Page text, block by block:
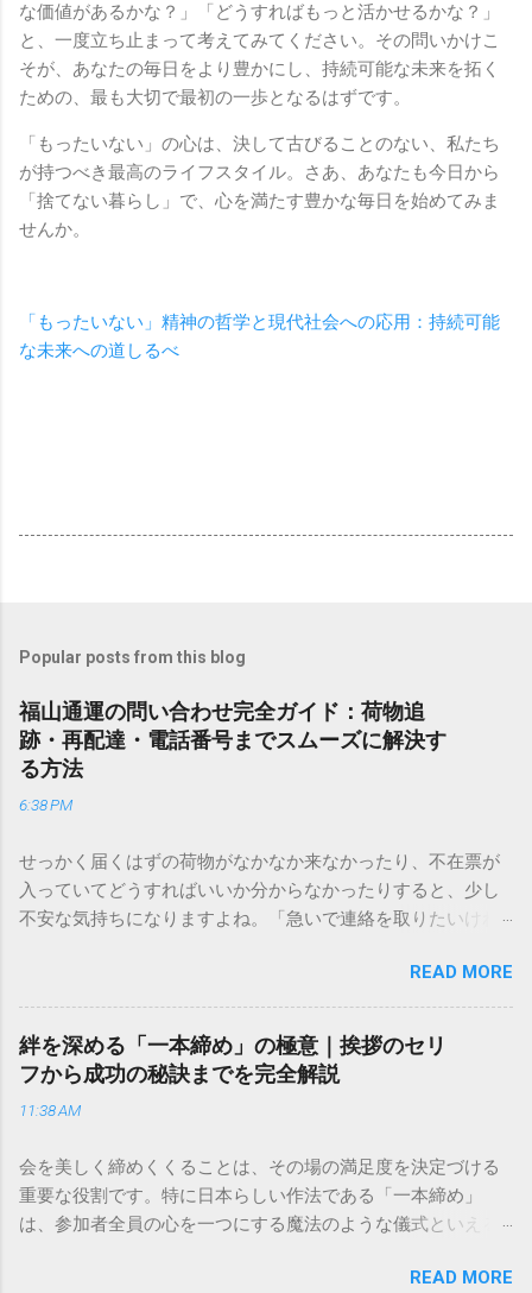
な価値があるかな？」「どうすればもっと活かせるかな？」
と、一度立ち止まって考えてみてください。その問いかけこ
そが、あなたの毎日をより豊かにし、持続可能な未来を拓く
ための、最も大切で最初の一歩となるはずです。
「もったいない」の心は、決して古びることのない、私たち
が持つべき最高のライフスタイル。さあ、あなたも今日から
「捨てない暮らし」で、心を満たす豊かな毎日を始めてみま
せんか。
「もったいない」精神の哲学と現代社会への応用：持続可能
な未来への道しるべ
Popular posts from this blog
福山通運の問い合わせ完全ガイド：荷物追
跡・再配達・電話番号までスムーズに解決す
る方法
6:38 PM
せっかく届くはずの荷物がなかなか来なかったり、不在票が
入っていてどうすればいいか分からなかったりすると、少し
不安な気持ちになりますよね。「急いで連絡を取りたいけれ
きできる？」といった疑問を抱える方も多いはずです。 福山
通運は企業間物流のイメージが強いかもしれませんが、個人
向けの宅配サービスも非常に充実しています。大切なのは、
目的に合わせた適切な連絡先を選ぶことです。この記事で
は、荷物の追跡確認から営業所への電話連絡、再配達の依頼
手順まで、初めての方でも迷わずに解決できる方法を詳しく
本全国に広範なネットワークを持つ大手運送会社です。特に
重量物や大型の荷物、そして企業間の輸送において圧倒的な
実績を誇ります。 個人で利用する場合、他の宅配業者と少し
READ MORE
絆を深める「一本締め」の極意｜挨拶のセリ
フから成功の秘訣までを完全解説
11:38 AM
会を美しく締めくくることは、その場の満足度を決定づける
重要な役割です。特に日本らしい作法である「一本締め」
は、参加者全員の心を一つにする魔法のような儀式といえる
「手拍子のリズムに自信がない」と不安を感じる方も多いは
READ MORE